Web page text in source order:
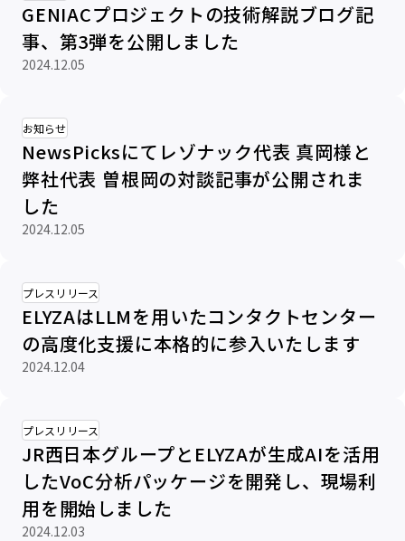
GENIACプロジェクトの技術解説ブログ記
事、第3弾を公開しました
2024.12.05
お知らせ
NewsPicksにてレゾナック代表 真岡様と
弊社代表 曽根岡の対談記事が公開されま
した
2024.12.05
プレスリリース
ELYZAはLLMを用いたコンタクトセンター
の高度化支援に本格的に参入いたします
2024.12.04
プレスリリース
JR西日本グループとELYZAが生成AIを活用
したVoC分析パッケージを開発し、現場利
用を開始しました
2024.12.03